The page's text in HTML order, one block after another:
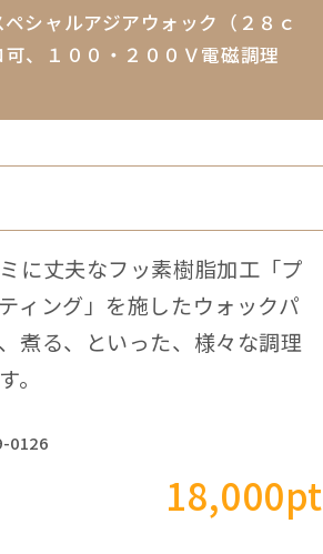
ペシャルアジアウォック（２８ｃ
、１００・２００Ｖ電磁調理
に丈夫なフッ素樹脂加工「プ
ィング」を施したウォックパ
煮る、といった、様々な調理
。
0126
18,000pt